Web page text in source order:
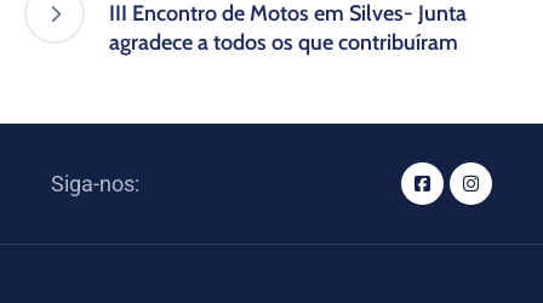
III Encontro de Motos em Silves- Junta
agradece a todos os que contribuíram
Siga-nos: